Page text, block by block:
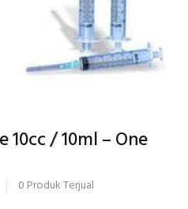
/ 10ml – One
0 Produk Terjual